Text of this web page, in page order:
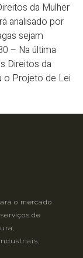
da Mulher
analisado por
sejam
– Na última
Direitos da
o Projeto de Lei
o mercado
de